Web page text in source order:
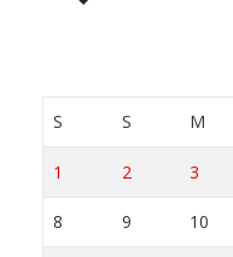
S S M
1 2 3
8 9 10